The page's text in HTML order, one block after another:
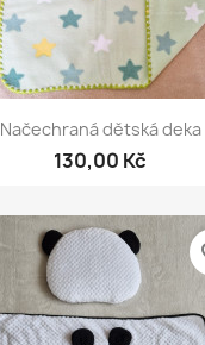
Načechraná dětská deka
130,00 Kč